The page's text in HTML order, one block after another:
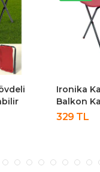
Ironika Katlanır Piknik
Balkon Kamp Sehpası